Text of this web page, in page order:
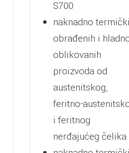
S700
naknadno termički
obrađenih i
oblikovanih
proizvoda od
austenitskog,
feritno-
i feritnog
nerđajućeg čelika